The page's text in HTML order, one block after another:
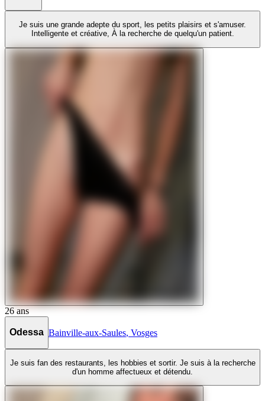
Je suis une grande adepte du sport, les petits plaisirs et s'amuser.
Intelligente et créative, À la recherche de quelqu'un patient.
26 ans
Odessa Bainville-aux-Saules Vosges
Je suis fan des restaurants, les hobbies et sortir. Je suis à la recherche
d'un homme affectueux et détendu.